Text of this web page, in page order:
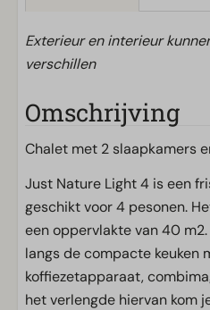
Exterieur en interieur
verschillen
Omschrijving
Chalet met 2 slaapkamers
Just Nature Light 4 is een
geschikt voor 4 pesonen.
een oppervlakte van 40
langs de compacte keuken
koffiezetapparaat,
het verlengde hiervan kom